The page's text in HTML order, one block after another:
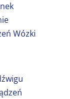
Wózki